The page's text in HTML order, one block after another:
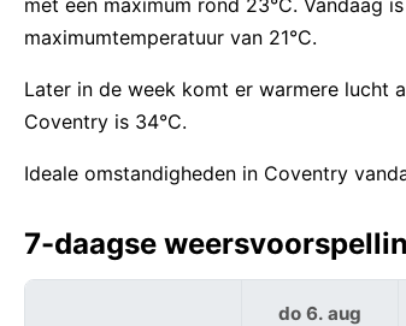
met een maximum rond 23°C. Vandaag
maximumtemperatuur van 21°C.
Later in de week komt er warmere lucht
Coventry is 34°C.
Ideale omstandigheden in Coventry
7-daagse
do 6. aug